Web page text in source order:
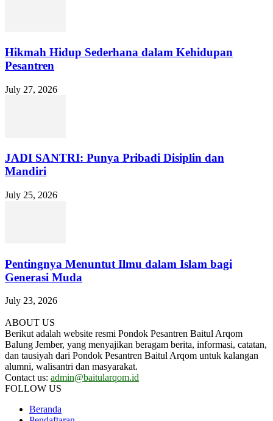
Hikmah Hidup Sederhana dalam Kehidupan
Pesantren
July 27, 2026
JADI SANTRI: Punya Pribadi Disiplin dan
Mandiri
July 25, 2026
Pentingnya Menuntut Ilmu dalam Islam bagi
Generasi Muda
July 23, 2026
ABOUT US
Berikut adalah website resmi Pondok Pesantren Baitul Arqom
Balung Jember, yang menyajikan beragam berita, informasi, catatan,
dan tausiyah dari Pondok Pesantren Baitul Arqom untuk kalangan
alumni, walisantri dan masyarakat.
Contact us: admin@baitularqom.id
FOLLOW US
Beranda